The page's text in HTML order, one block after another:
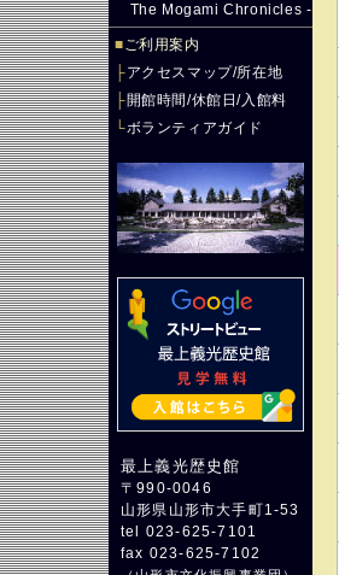
The Mogami Chronicles -
■ご利用案内
├アクセスマップ/所在地
├開館時間/休館日/入館料
└ボランティアガイド
最上義光歴史館
〒990-0046
山形県山形市大手町1-53
tel 023-625-7101
fax 023-625-7102